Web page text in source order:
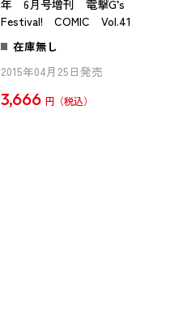
年 6月号増刊 電撃G’s
Festival! COMIC Vol.41
在庫無し
2015年04月25日発売
3,666 円